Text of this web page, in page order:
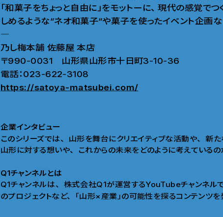
「和菓子をちょっと自由に」をモットーに、 現代の感覚でつ
しめるような“ネオ和菓子“や菓子を使ったイベント企画
―
乃し梅本舗 佐藤屋 本店
〒990-0031 山形県山形市十日町3-10-36
電話：023-622-3108
https://satoya-matsubei.com/
企業インタビュー
このシリーズでは、 山形を舞台にクリエイティブな活動や、 新た
山形に対する想いや、 これからの未来をどのように考えている
Q1チャンネルとは
Q1チャンネルは、 株式会社Q1が運営するYouTubeチャンネル
のプロジェクトなど、 「山形×産業」の可能性を探るコンテンツ